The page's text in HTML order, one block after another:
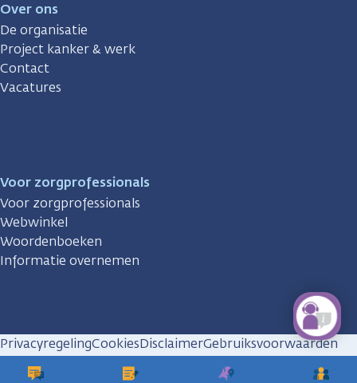
Over ons
De organisatie
Project kanker & werk
Contact
Vacatures
Voor zorgprofessionals
Voor zorgprofessionals
Webwinkel
Woordenboeken
Informatie overnemen
PrivacyregelingCookiesDisclaimerGebruiksvoorwaarden
Huisregels